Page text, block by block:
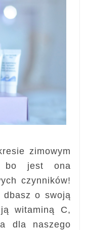
zimowym
bo jest ona
czynników!
dbasz o swoją
witaminą C,
dla naszego